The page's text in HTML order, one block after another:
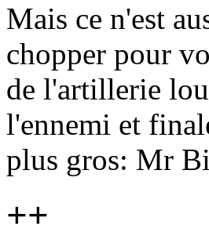
Mais ce n'est
chopper pour
de l'artillerie
l'ennemi et
plus gros: Mr
++